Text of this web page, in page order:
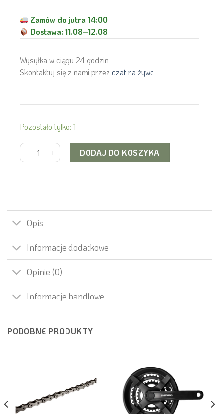
Zamów do jutra 14:00
Dostawa:11.08–12.08
Wysyłka w ciągu 24 godzin
Skontaktuj się z nami przez czat na żywo
Pozostało tylko: 1
ilość SHIMANO Łańcuch CN-M9100 HG 12 rzędów 126 ogniw
DODAJ DO KOSZYKA
Opis
Informacje dodatkowe
Opinie (0)
Informacje handlowe
PODOBNE PRODUKTY